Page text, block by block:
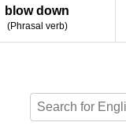
blow down
(Phrasal verb)